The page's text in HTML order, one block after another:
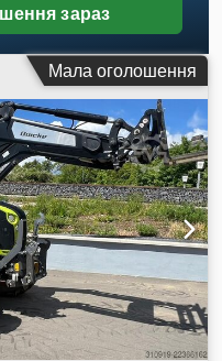
зараз
Мала оголошення